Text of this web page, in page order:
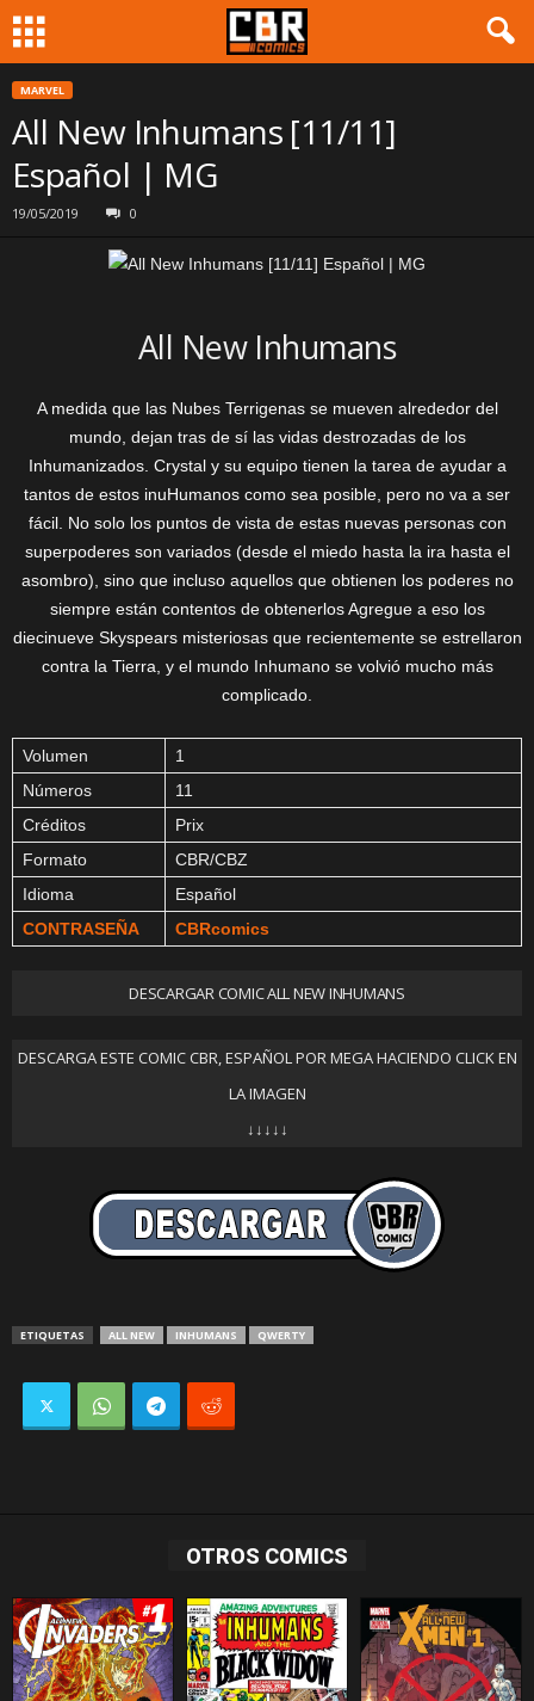
MARVEL
All New Inhumans [11/11]
Español | MG
19/05/2019 0
All New Inhumans
A medida que las Nubes Terrigenas se mueven alrededor del
mundo, dejan tras de sí las vidas destrozadas de los
Inhumanizados. Crystal y su equipo tienen la tarea de ayudar a
tantos de estos inuHumanos como sea posible, pero no va a ser
fácil. No solo los puntos de vista de estas nuevas personas con
superpoderes son variados (desde el miedo hasta la ira hasta el
asombro), sino que incluso aquellos que obtienen los poderes no
siempre están contentos de obtenerlos Agregue a eso los
diecinueve Skyspears misteriosas que recientemente se estrellaron
contra la Tierra, y el mundo Inhumano se volvió mucho más
complicado.
Volumen
1
Números
11
Créditos
Prix
Formato
CBR/CBZ
Idioma
Español
CONTRASEÑA
CBRcomics
DESCARGAR COMIC ALL NEW INHUMANS
DESCARGA ESTE COMIC CBR, ESPAÑOL POR MEGA HACIENDO CLICK EN
LA IMAGEN
↓↓↓↓↓
ETIQUETAS ALL NEW INHUMANS QWERTY
OTROS COMICS